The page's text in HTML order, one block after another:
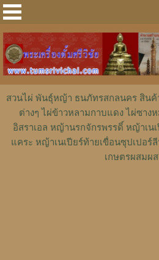
สวนไผ่ พันธุ์หญ้า ธนภัทรสกลนคร สินค้
ต่างๆ ไผ่ข้าวหลามกาบแดง ไผ่ซา
อิสราเอล หญ้านรกจักรพรรดิ์ หญ้าเน
แคระ หญ้าเนเปียร์ท้ายเขื่อนซุปเปอร์
เกษตรผสมผ